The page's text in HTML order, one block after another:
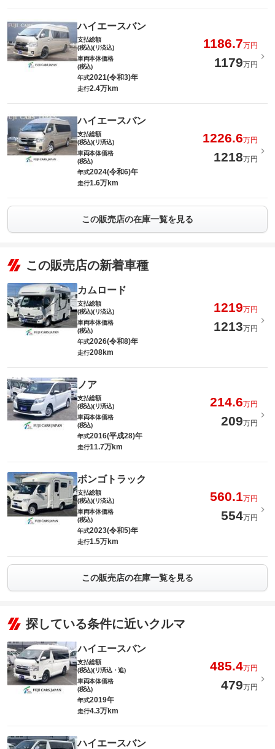
ハイエースバン
支払総額
(税込)(リ済込)
1186.7万円
車両本体価格
(税込)
1179万円
年式2021(令和3)年
走行2.4万km
ハイエースバン
支払総額
(税込)(リ済込)
1226.6万円
車両本体価格
(税込)
1218万円
年式2024(令和6)年
走行1.6万km
この販売店の在庫一覧を見る
この販売店の新着車種
カムロード
支払総額
(税込)(リ済込)
1219万円
車両本体価格
(税込)
1213万円
年式2026(令和8)年
走行208km
ノア
支払総額
(税込)(リ済込)
214.6万円
車両本体価格
(税込)
209万円
年式2016(平成28)年
走行11.7万km
ボンゴトラック
支払総額
(税込)(リ済込)
560.1万円
車両本体価格
(税込)
554万円
年式2023(令和5)年
走行1.5万km
この販売店の在庫一覧を見る
探している条件に近いクルマ
ハイエースバン
支払総額
(税込)(リ済込・追)
485.4万円
車両本体価格
(税込)
479万円
年式2019年
走行4.3万km
ハイエースバン